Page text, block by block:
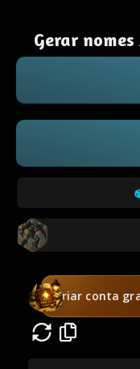
Gerar
Criar conta